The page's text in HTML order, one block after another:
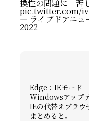
換性の問題に「苦
pic.twitter.com/
— ライブドアニュ
2022
Edge：IEモード
Windowsアップ
IEの代替えブラウ
まとめると。